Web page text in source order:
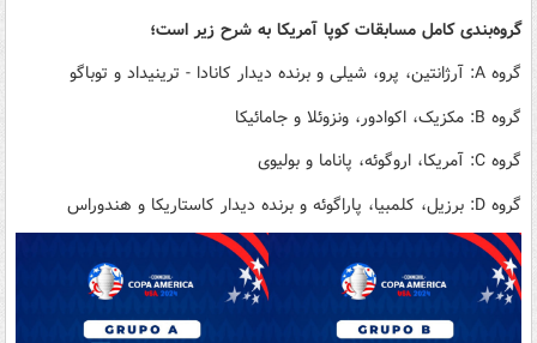
گروه‌بندی کامل مسابقات کوپا آمریکا به شرح زیر است؛
گروه A: آرژانتین، پرو، شیلی و برنده دیدار کانادا - ترینیداد و توباگو
گروه B: مکزیک، اکوادور، ونزوئلا و جامائیکا
گروه C: آمریکا، اروگوئه، پاناما و بولیوی
گروه D: برزیل، کلمبیا، پاراگوئه و برنده دیدار کاستاریکا و هندوراس